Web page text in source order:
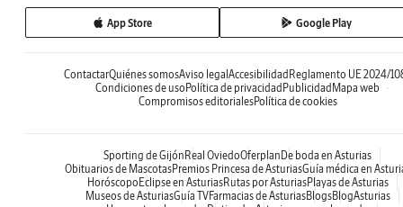
App Store Google Play
ContactarQuiénes somosAviso legal Accesibilidad Reglamento UE 2024/
Condiciones de uso Política de privacidad Publicidad Mapa web
Compromisos editorialesPolítica de cookies
Sporting de Gijón Real OviedoOferplan De boda en Asturias
Obituarios de MascotasPremios Princesa de AsturiasGuía médica en
Horóscopo Eclipse en AsturiasRutas por AsturiasPlayas de Asturias
Museos de AsturiasGuía TVFarmacias de AsturiasBlogsBlogAsturias